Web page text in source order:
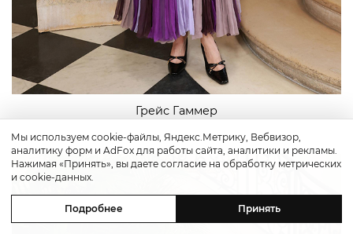
Грейс Гаммер
Мы используем cookie-файлы, Яндекс.Метрику, Вебвизор,
аналитику форм и AdFox для работы сайта, аналитики и рекламы.
Нажимая «Принять», вы даете согласие на обработку метрических
и cookie-данных.
Подробнее Принять